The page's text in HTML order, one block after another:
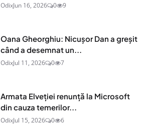
OdixJun 16, 2026 0 9
Oana Gheorghiu: Nicușor Dan a greșit
când a desemnat un...
OdixJul 11, 2026 0 7
Armata Elveției renunță la Microsoft
din cauza temerilor...
OdixJul 15, 2026 0 6